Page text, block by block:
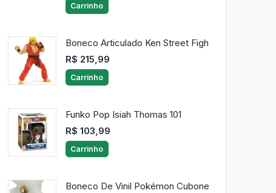
Carrinho
Boneco Articulado Ken Street Figh
R$ 215,99
Carrinho
Funko Pop Isiah Thomas 101
R$ 103,99
Carrinho
Boneco De Vinil Pokémon Cubone